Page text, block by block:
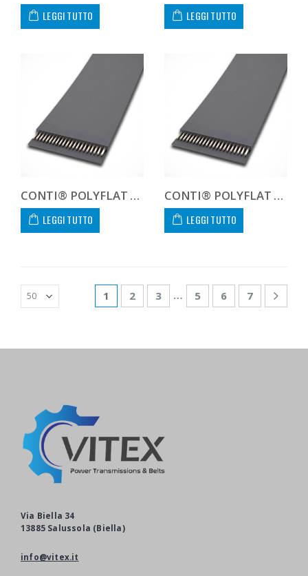
LEGGI TUTTO LEGGI TUTTO
CONTI® POLYFLAT FLA F 120 XHS
LEGGI TUTTO
CONTI® POLYFLAT FLA F 150 XHS
LEGGI TUTTO
1 2 3 … 5 6 7
Via Biella 34
13885 Salussola (Biella)
info@vitex.it